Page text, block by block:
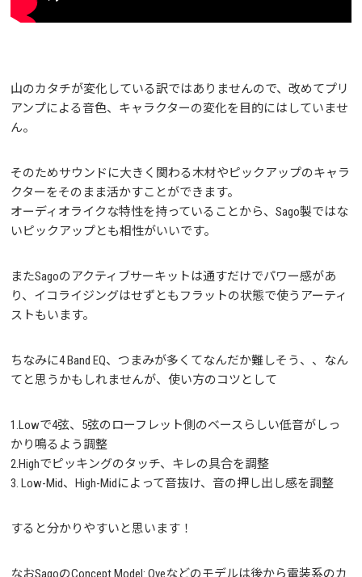
山のカタチが変化している訳ではありませんので、改めてプリ
アンプによる音色、キャラクターの変化を目的にはしていませ
ん。
そのためサウンドに大きく関わる木材やピックアップのキャラ
クターをそのまま活かすことができます。
オーディオライクな特性を持っていることから、Sago製ではな
いピックアップとも相性がいいです。
またSagoのアクティブサーキットは通すだけでパワー感があ
り、イコライジングはせずともフラットの状態で使うアーティ
ストもいます。
ちなみに4 Band EQ、つまみが多くてなんだか難しそう、、なん
てと思うかもしれませんが、使い方のコツとして
1.Lowで4弦、5弦のローフレット側のベースらしい低音がしっ
かり鳴るよう調整
2.Highでピッキングのタッチ、キレの具合を調整
3. Low-Mid、High-Midによって音抜け、音の押し出し感を調整
すると分かりやすいと思います！
なおSagoのConcept Model: Oveなどのモデルは後から電装系のカ